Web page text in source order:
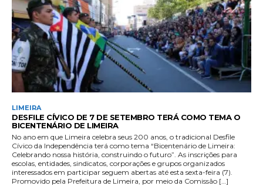
LIMEIRA
DESFILE CÍVICO DE 7 DE SETEMBRO TERÁ COMO TEMA O
BICENTENÁRIO DE LIMEIRA
No ano em que Limeira celebra seus 200 anos, o tradicional Desfile
Cívico da Independência terá como tema “Bicentenário de Limeira:
Celebrando nossa história, construindo o futuro”. As inscrições para
escolas, entidades, sindicatos, corporações e grupos organizados
interessados em participar seguem abertas até esta sexta-feira (7).
Promovido pela Prefeitura de Limeira, por meio da Comissão […]